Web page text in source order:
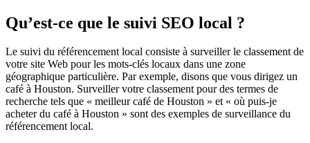
Qu’est-ce que le suivi SEO local ?
Le suivi du référencement local consiste à surveiller le classement de
votre site Web pour les mots-clés locaux dans une zone
géographique particulière. Par exemple, disons que vous dirigez un
café à Houston. Surveiller votre classement pour des termes de
recherche tels que « meilleur café de Houston » et « où puis-je
acheter du café à Houston » sont des exemples de surveillance du
référencement local.